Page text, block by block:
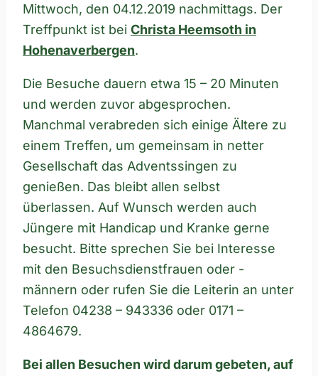
Mittwoch, den 04.12.2019 nachmittags. Der
Treffpunkt ist bei Christa Heemsoth in
Hohenaverbergen.
Die Besuche dauern etwa 15 – 20 Minuten
und werden zuvor abgesprochen.
Manchmal verabreden sich einige Ältere zu
einem Treffen, um gemeinsam in netter
Gesellschaft das Adventssingen zu
genießen. Das bleibt allen selbst
überlassen. Auf Wunsch werden auch
Jüngere mit Handicap und Kranke gerne
besucht. Bitte sprechen Sie bei Interesse
mit den Besuchsdienstfrauen oder -
männern oder rufen Sie die Leiterin an unter
Telefon 04238 – 943336 oder 0171 –
4864679.
Bei allen Besuchen wird darum gebeten, auf